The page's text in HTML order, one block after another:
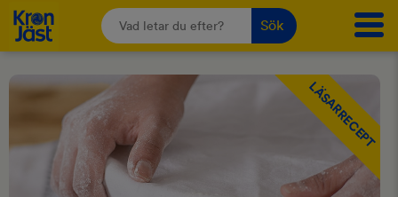
Sök
LÄSARRECEPT